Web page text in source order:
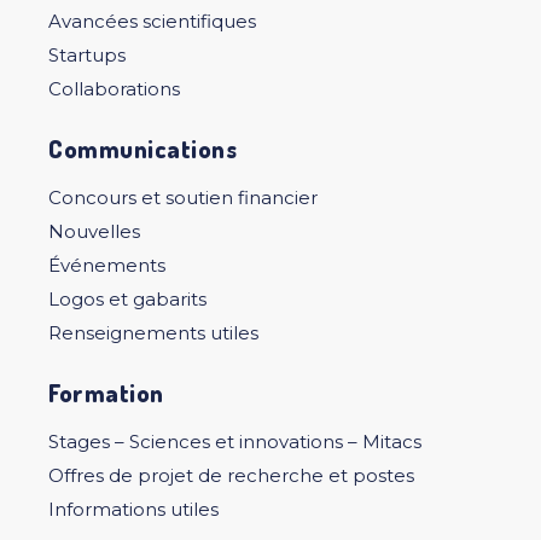
Avancées scientifiques
Startups
Collaborations
Communications
Concours et soutien financier
Nouvelles
Événements
Logos et gabarits
Renseignements utiles
Formation
Stages – Sciences et innovations – Mitacs
Offres de projet de recherche et postes
Informations utiles